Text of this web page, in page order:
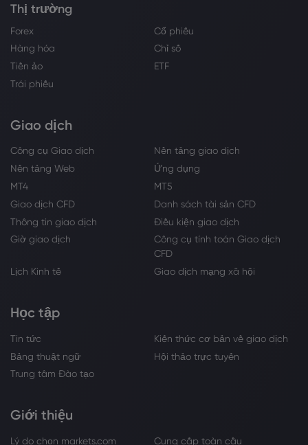
Thị trường
Forex
Cổ phiếu
Hàng hóa
Chỉ số
Tiền ảo
ETF
Trái phiếu
Giao dịch
Công cụ Giao dịch
Nền tảng giao dịch
Nền tảng Web
Ứng dụng
MT4
MT5
Giao dịch CFD
Danh sách tài sản CFD
Thông tin giao dịch
Điều kiện giao dịch
Giờ giao dịch
Công cụ tính toán Giao dịch
CFD
Lịch Kinh tế
Giao dịch mạng xã hội
Học tập
Tin tức
Kiến thức cơ bản về giao dịch
Bảng thuật ngữ
Hội thảo trực tuyến
Trung tâm Đào tạo
Giới thiệu
Lý do chọn markets.com
Cung cấp toàn cầu